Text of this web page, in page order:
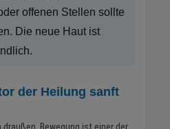
offenen Stellen sollte
Die neue Haut ist
der Heilung sanft
draußen. Bewegung ist einer der